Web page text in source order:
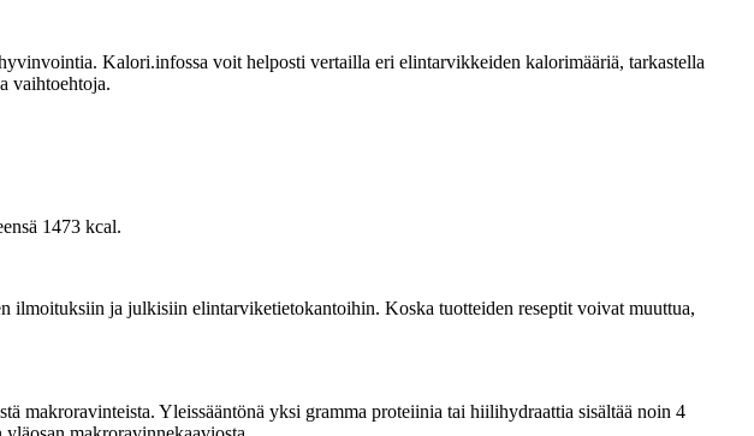
Kalori.infossa voit helposti vertailla eri elintarvikkeiden kalorimääriä, tarkastella
vaihtoehtoja.
1473 kcal.
ilmoituksiin ja julkisiin elintarviketietokantoihin. Koska tuotteiden reseptit voivat muuttua,
makroravinteista. Yleissääntönä yksi gramma proteiinia tai hiilihydraattia sisältää noin 4